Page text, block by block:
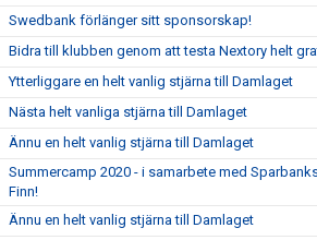
Swedbank förlänger sitt sponsorskap!
Bidra till klubben genom att testa Nextory helt
Ytterliggare en helt vanlig stjärna till Damlaget
Nästa helt vanliga stjärna till Damlaget
Ännu en helt vanlig stjärna till Damlaget
Summercamp 2020 - i samarbete med
Finn!
Ännu en helt vanlig stjärna till Damlaget